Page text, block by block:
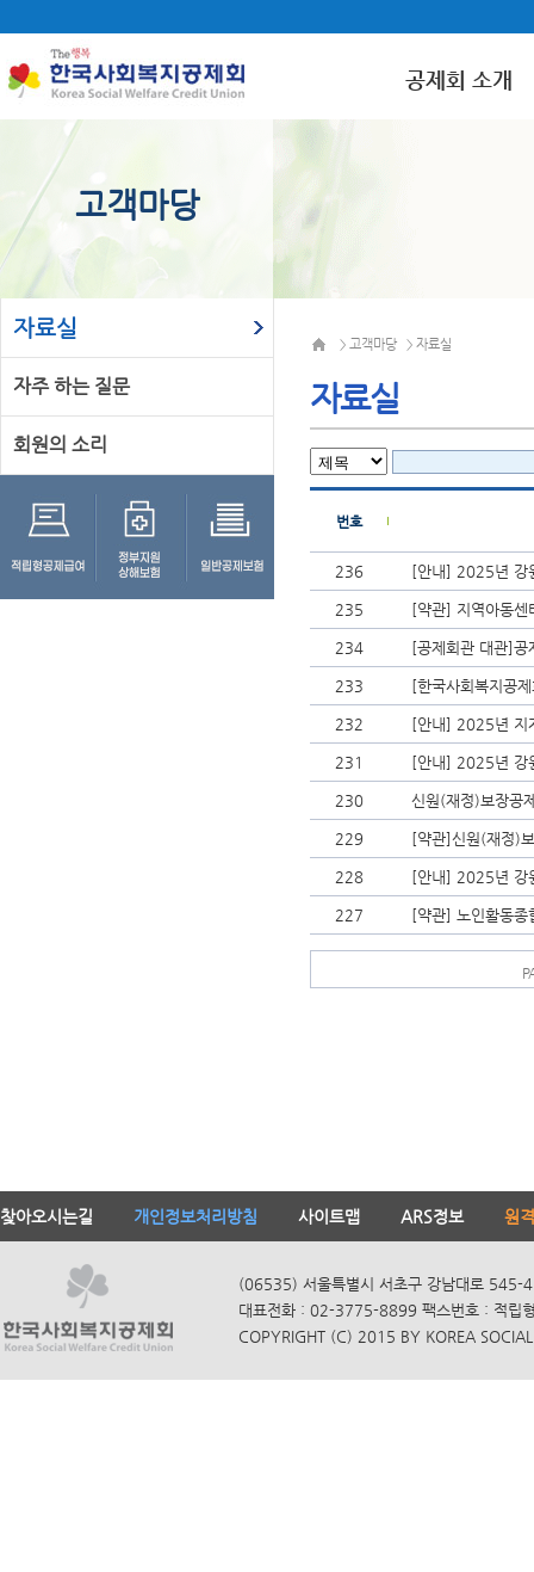
공제회 소개
고객마당
자료실
자주 하는 질문
회원의 소리
> 고객마당 > 자료실
자료실
번호
236 [안내] 2025년 강
235 [약관] 지역아동
234 [공제회관 대관]공
233 [한국사회복지공
232 [안내] 2025년 지
231 [안내] 2025년 강
230 신원(재정)보장공
229 [약관]신원(재정)
228 [안내] 2025년 강
227 [약관] 노인활동
찾아오시는길 개인정보처리방침 사이트맵 ARS정보 원
(06535) 서울특별시 서초구 강남대로 545-
대표전화 : 02-3775-8899 팩스번호 : 적립
COPYRIGHT (C) 2015 BY KOREA SOCIAL